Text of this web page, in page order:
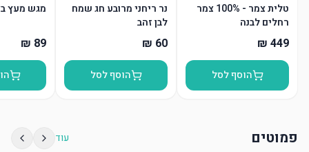
טלית צמר - 100% צמר
רחלים לבנה
הוסף לסל
נר ריחני מרובע חג שמח
לבן זהב
הוסף לסל
מגש מעץ
פמוטים עוד